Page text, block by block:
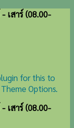
เสาร์ (08.00-
for this to
Options.
เสาร์ (08.00-